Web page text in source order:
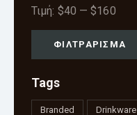
ΦΙΛΤΡΆΡΙΣΜΑ
Τιμή: $40 —$160
Tags
Branded Drinkware